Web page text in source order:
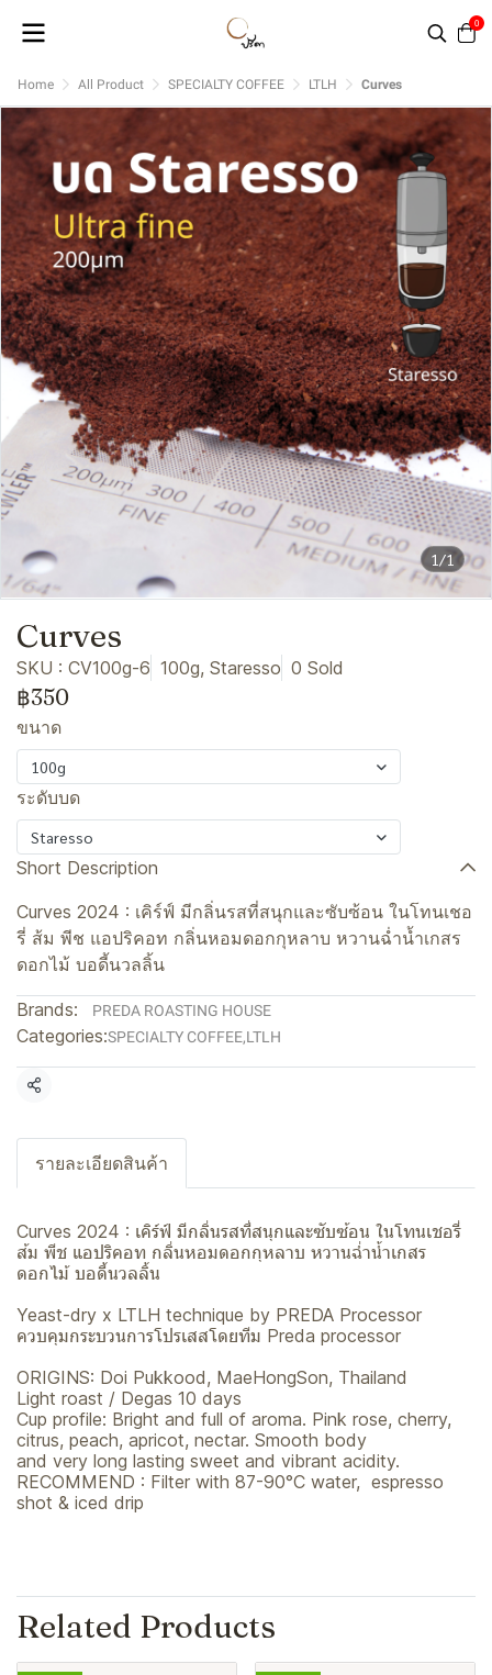
0
Home All Product SPECIALTY COFFEE LTLH Curves
1/1
Curves
SKU : CV100g-6 100g, Staresso 0 Sold
฿350
ขนาด
100g
ระดับบด
Staresso
Short Description
Curves 2024 : เคิร์ฟ์ มีกลิ่นรสที่สนุกและซับซ้อน ในโทนเชอ
รี่ ส้ม พีช แอปริคอท กลิ่นหอมดอกกุหลาบ หวานฉ่ำน้ำเกสร
ดอกไม้ บอดี้นวลลิ้น
Brands: PREDA ROASTING HOUSE
Categories:SPECIALTY COFFEE,LTLH
Share
รายละเอียดสินค้า
Curves 2024 : เคิร์ฟ์ มีกลิ่นรสที่สนุกและซับซ้อน ในโทนเชอรี่
ส้ม พีช แอปริคอท กลิ่นหอมดอกกุหลาบ หวานฉ่ำน้ำเกสร
ดอกไม้ บอดี้นวลลิ้น
Yeast-dry x LTLH technique by PREDA Processor
ควบคุมกระบวนการโปรเสสโดยทีม Preda processor
ORIGINS: Doi Pukkood, MaeHongSon, Thailand
Light roast / Degas 10 days
Cup profile: Bright and full of aroma. Pink rose, cherry,
citrus, peach, apricot, nectar. Smooth body
and very long lasting sweet and vibrant acidity.
RECOMMEND : Filter with 87-90°C water, espresso
shot & iced drip
Related Products